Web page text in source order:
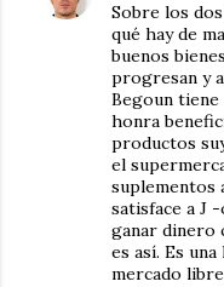
Sobre los
qué hay de
buenos
progresan y
Begoun
honra
productos
el
suplementos
satisface a J
ganar dinero
es así. Es
mercado